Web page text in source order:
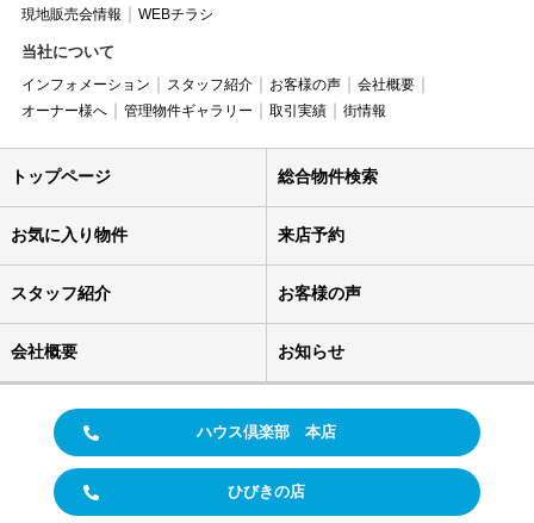
現地販売会情報 WEBチラシ
当社について
インフォメーション スタッフ紹介 お客様の声
会社概要
オーナー様へ
管理物件ギャラリー 取引実績 街情報
トップページ 総合物件検索
お気に入り物件 来店予約
スタッフ紹介 お客様の声
会社概要 お知らせ
ハウス倶楽部 本店
ひびきの店